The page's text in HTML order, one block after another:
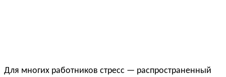
Для многих работников стресс — распространенный